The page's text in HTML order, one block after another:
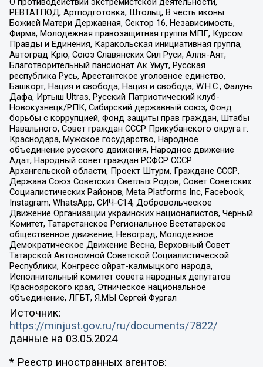
РЕВТАТПОД, Артподготовка, Штольц, В честь иконы
Божией Матери Державная, Сектор 16, Независимость,
Фирма, Молодежная правозащитная группа МПГ, Курсом
Правды и Единения, Каракольская инициативная группа,
Автоград Крю, Союз Славянских Сил Руси, Алля-Аят,
Благотворительный пансионат Ак Умут, Русская
республика Русь, Арестантское уголовное единство,
Башкорт, Нация и свобода, Нация и свобода, W.H.С., Фалунь
Дафа, Иртыш Ultras, Русский Патриотический клуб-
Новокузнецк/РПК, Сибирский державный союз, Фонд
борьбы с коррупцией, Фонд защиты прав граждан, Штабы
Навального, Совет граждан СССР Прикубанского округа г.
Краснодара, Мужское государство, Народное
объединение русского движения, Народное движение
Адат, Народный совет граждан РСФСР СССР
Архангельской области, Проект Штурм, Граждане СССР,
Держава Союз Советских Светлых Родов, Совет Советских
Социалистических Районов, Meta Platforms Inc, Facebook,
Instagram, WhatsApp, СИЧ-С14, Добровольческое
Движение Организации украинских националистов, Черный
Комитет, Татарстанское Региональное Всетатарское
общественное движение, Невоград, Молодежное
Демократическое Движение Весна, Верховный Совет
Татарской Автономной Советской Социалистической
Республики, Конгресс ойрат-калмыцкого народа,
Исполнительный комитет совета народных депутатов
Красноярского края, Этническое национальное
объединение, ЛГБТ, Я.МЫ Сергей Фургал
Источник:
https://minjust.gov.ru/ru/documents/7822/
данные на 03.05.2024
* Реестр иностранных агентов: